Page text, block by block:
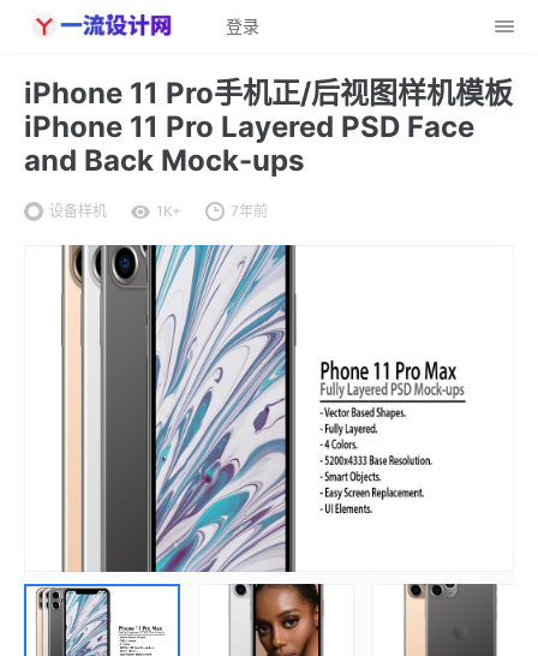
登录
iPhone 11 Pro手机正/后视图样机模板
iPhone 11 Pro Layered PSD Face
and Back Mock-ups
设备样机 1K+ 7年前